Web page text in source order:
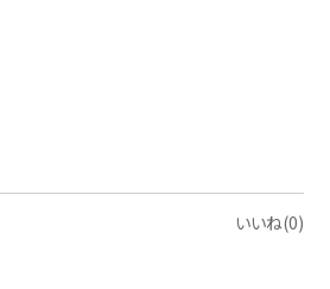
いいね(0)